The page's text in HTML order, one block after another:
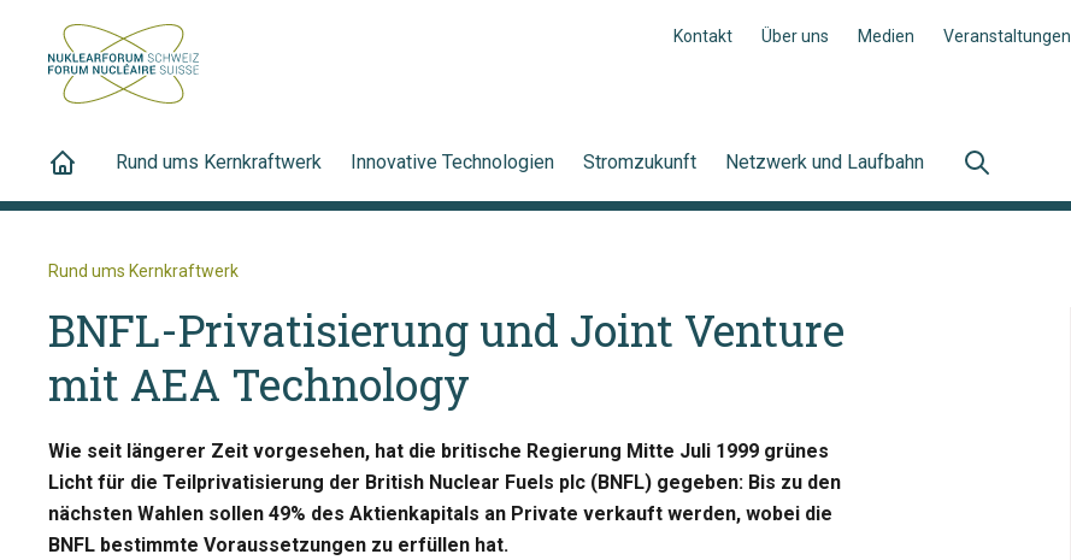
Kontakt Über uns Medien Veranstaltungen
Rund ums Kernkraftwerk Innovative Technologien Stromzukunft Netzwerk und Laufbahn
Rund ums Kernkraftwerk
BNFL-Privatisierung und Joint Venture
mit AEA Technology
Wie seit längerer Zeit vorgesehen, hat die britische Regierung Mitte Juli 1999 grünes
Licht für die Teilprivatisierung der British Nuclear Fuels plc (BNFL) gegeben: Bis zu den
nächsten Wahlen sollen 49% des Aktienkapitals an Private verkauft werden, wobei die
BNFL bestimmte Voraussetzungen zu erfüllen hat.